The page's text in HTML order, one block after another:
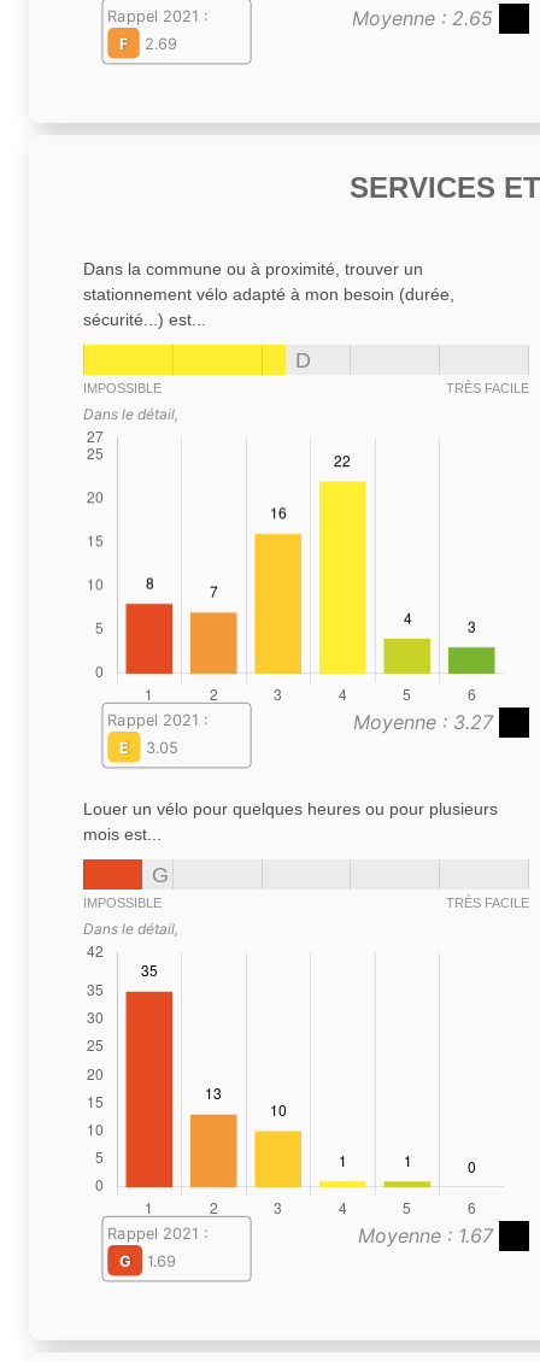
Moyenne : 2.65
Rappel 2021 :
F
2.69
SERVICES
Dans la commune ou à proximité, trouver un
stationnement vélo adapté à mon besoin (durée,
sécurité...) est...
D
IMPOSSIBLE TRÈS FACILE
Dans le détail,
Moyenne : 3.27
Rappel 2021 :
E
3.05
Louer un vélo pour quelques heures ou pour plusieurs
mois est...
G
IMPOSSIBLE TRÈS FACILE
Dans le détail,
Moyenne : 1.67
Rappel 2021 :
G
1.69